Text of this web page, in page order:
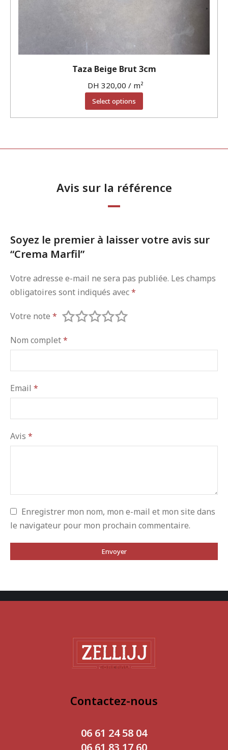
Taza Beige Brut 3cm
DH 320,00 / m²
Select options
Avis sur la référence
Soyez le premier à laisser votre avis sur
“Crema Marfil”
Votre adresse e-mail ne sera pas publiée. Les champs
obligatoires sont indiqués avec*
Votre note *
Nom complet*
Email *
Avis *
Enregistrer mon nom, mon e-mail et mon site dans
le navigateur pour mon prochain commentaire.
Envoyer
Contactez-nous
06 61 24 58 04
06 61 83 17 60